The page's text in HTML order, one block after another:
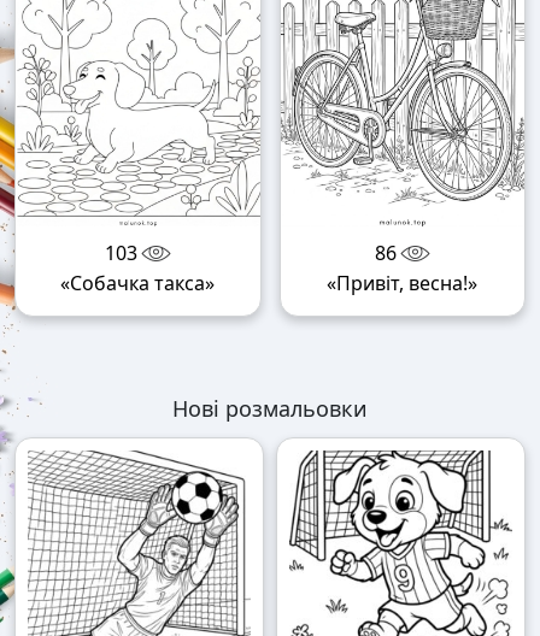
103
«Собачка такса»
86
«Привіт, весна!»
Нові розмальовки